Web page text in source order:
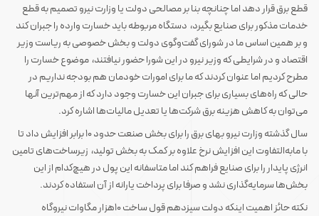
قطع برق قرار دهد اما چنانچه بنا بر مصالحی دولت یا وزارت نیرو تصمیم به قطع
خدمات مذکور برای صنایع بگیرد، دستگاه مربوطه باید خسارت وارده را جبران کند
و بر همین اساس ما در شورای گفت‌وگوی دولت و بخش خصوصی به ریاست وزیر
اقتصاد و در شرایطی که وزیر نیرو در این شورا حضور نیافتند، موضوع خسارت را
مطرح کردیم اما عنوان کردند که ما برای امورات خودمان هم بودجه نداریم در
حالی که راه‌های بسیاری برای جبران این خسارت وجود دارد که از مهم‌ترین آنها
می‌توان به کاهش هزینه برق شرکت‌ها یا تعدیل مالیات‌ها اشاره کرد.
سال گذشته وزارت نیرو بهای برق را برای بخش صنعت حدود ۱۰ برابر افزایش داد تا
با ما‌به‌التفاوت این افزایش نرخ علاوه بر کمک به بخش تولید، زیرساخت‌های تامین
انرژی پایدار را برای صنایع فراهم کند اما متاسفانه این پول در هیچ‌کدام از این
بخش‌ها سرمایه‌گذاری نشد و صرفا برای پرداخت یارانه از آن استفاده کردند.
نکته حائز اهمیت اینکه دولت سیزدهم قول ساخت ۱۰‌هزار مگاوات نیروگاه